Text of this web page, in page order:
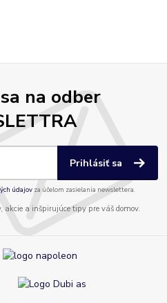
na odber
Prihlásiť sa
údajov za účelom zasielania newslettera.
akcie a inšpirujúce tipy pre váš domov.